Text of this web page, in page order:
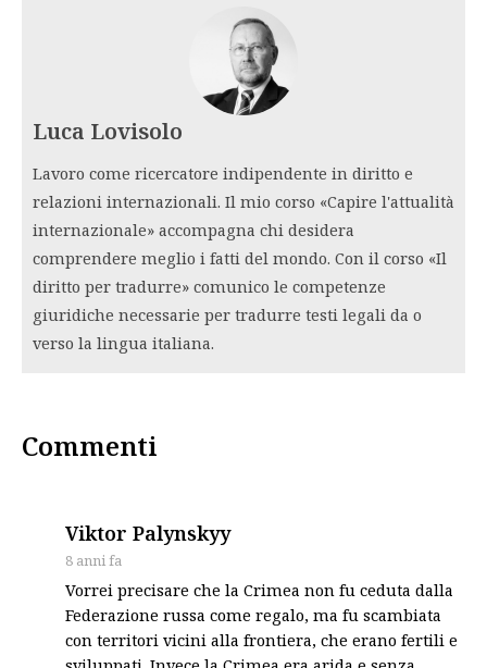
Luca Lovisolo
Lavoro come ricercatore indipendente in diritto e
relazioni internazionali. Il mio corso «Capire l'attualità
internazionale» accompagna chi desidera
comprendere meglio i fatti del mondo. Con il corso «Il
diritto per tradurre» comunico le competenze
giuridiche necessarie per tradurre testi legali da o
verso la lingua italiana.
Commenti
Viktor Palynskyysays:
8 anni fa
Vorrei precisare che la Crimea non fu ceduta dalla
Federazione russa come regalo, ma fu scambiata
con territori vicini alla frontiera, che erano fertili e